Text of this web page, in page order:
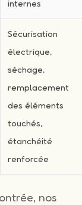
internes
Sécurisation
électrique,
séchage,
remplacement
des éléments
touchés,
étanchéité
renforcée
nos